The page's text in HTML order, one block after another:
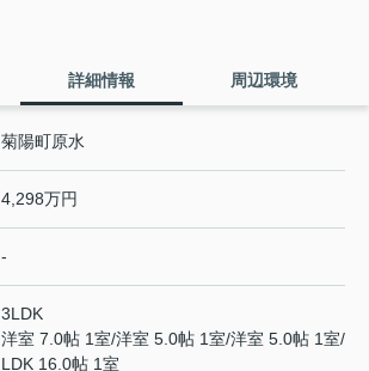
詳細情報 周辺環境
菊陽町原水
4,298万円
-
3LDK
洋室 7.0帖 1室/洋室 5.0帖 1室/洋室 5.0帖 1室/
LDK 16.0帖 1室